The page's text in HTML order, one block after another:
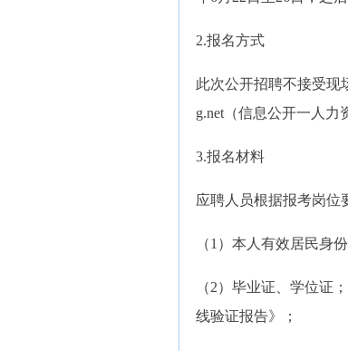
2.报名方式
此次公开招聘不接受现
g.net（信息公开一人力
3.报名材料
应聘人员根据报考岗位
（1）本人有效居民身份
（2）毕业证、学位证
线验证报告》；